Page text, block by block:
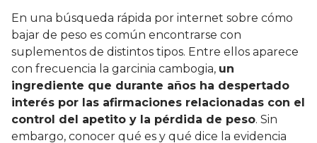
En una búsqueda rápida por internet sobre cómo
bajar de peso es común encontrarse con
suplementos de distintos tipos. Entre ellos aparece
con frecuencia la garcinia cambogia, un
ingrediente que durante años ha despertado
interés por las afirmaciones relacionadas con el
control del apetito y la pérdida de peso. Sin
embargo, conocer qué es y qué dice la evidencia